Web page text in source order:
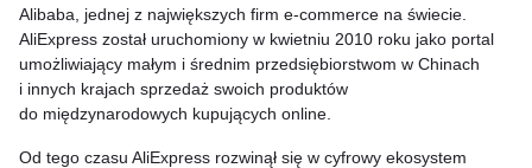
Alibaba, jednej z największych firm e-commerce na świecie.
AliExpress został uruchomiony w kwietniu 2010 roku jako portal
umożliwiający małym i średnim przedsiębiorstwom w Chinach
i innych krajach sprzedaż swoich produktów
do międzynarodowych kupujących online.
Od tego czasu AliExpress rozwinął się w cyfrowy ekosystem